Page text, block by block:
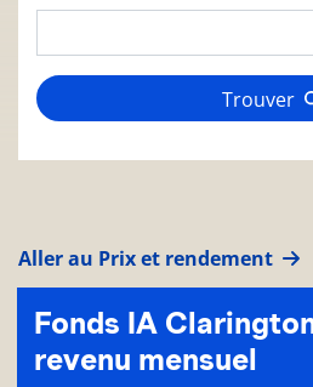
Trouver
Aller au Prix et rendement
Fonds IA
revenu mensuel